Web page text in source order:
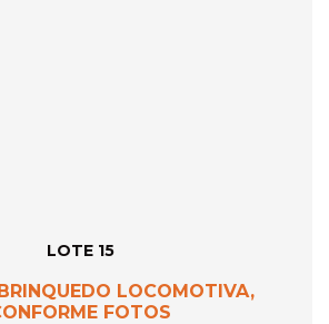
LOTE 15
LOCOMOTIVA,
FOTOS